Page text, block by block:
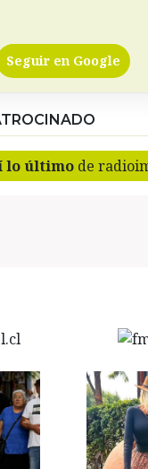
Seguir en Google
lo últimode